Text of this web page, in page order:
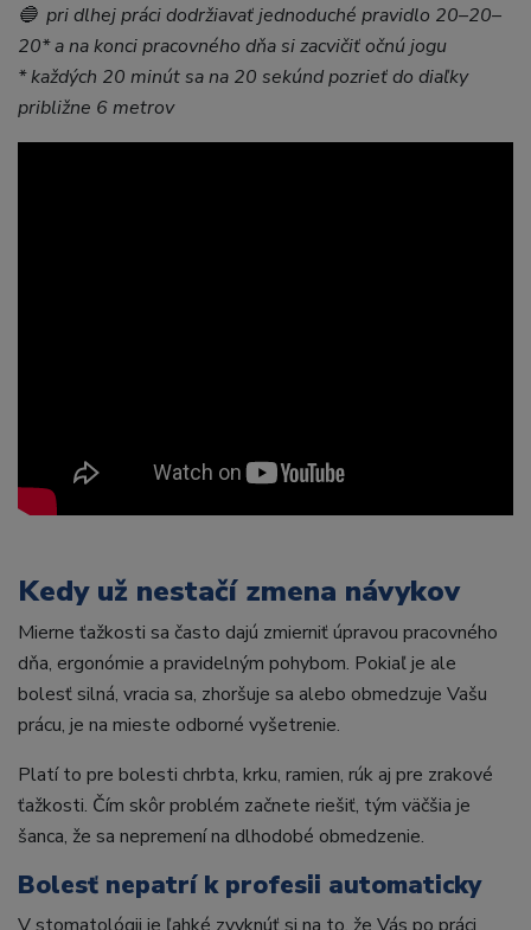
🔵 pri dlhej práci dodržiavať jednoduché pravidlo 20–20–
20* a na konci pracovného dňa si zacvičiť očnú jogu
* každých 20 minút sa na 20 sekúnd pozrieť do diaľky
približne 6 metrov
Kedy už nestačí zmena návykov
Mierne ťažkosti sa často dajú zmierniť úpravou pracovného
dňa, ergonómie a pravidelným pohybom. Pokiaľ je ale
bolesť silná, vracia sa, zhoršuje sa alebo obmedzuje Vašu
prácu, je na mieste odborné vyšetrenie.
Platí to pre bolesti chrbta, krku, ramien, rúk aj pre zrakové
ťažkosti. Čím skôr problém začnete riešiť, tým väčšia je
šanca, že sa nepremení na dlhodobé obmedzenie.
Bolesť nepatrí k profesii automaticky